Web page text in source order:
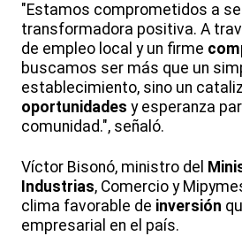
"Estamos comprometidos a
transformadora positiva. A
de empleo local y un firme
buscamos ser más que un
establecimiento, sino un
oportunidades y esperanza
comunidad.", señaló.
Víctor Bisonó, ministro del
Industrias, Comercio y
clima favorable de inversión
empresarial en el país.